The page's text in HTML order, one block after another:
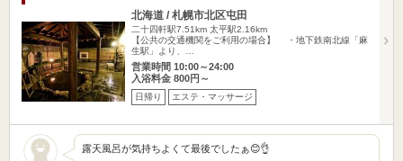
北海道 / 札幌市北区屯田
二十四軒駅7.51km 太平駅2.16km
【公共の交通機関をご利用の場合】 ・地下鉄南北線「麻
生駅」より、…
営業時間 10:00～24:00
入浴料金 800円～
日帰り エステ・マッサージ
露天風呂が気持ちよくて最後でしたぁ😊👌